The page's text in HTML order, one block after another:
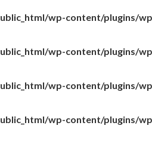
wp-content/plugins/
wp-content/plugins/
wp-content/plugins/
wp-content/plugins/